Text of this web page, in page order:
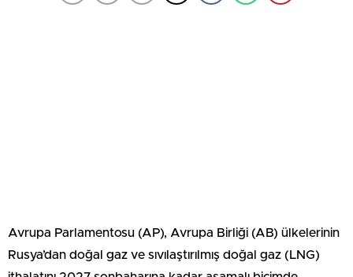
Avrupa Parlamentosu (AP), Avrupa Birliği (AB) ülkelerinin
Rusya’dan doğal gaz ve sıvılaştırılmış doğal gaz (LNG)